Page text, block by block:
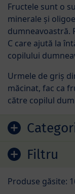
Sari la lista de
Filtru
Fructele sunt o
minerale și
dumneavoastră.
C care ajută la
copilului
Urmele de griș
măcinat, fac ca
către copilul
Produse găsite: